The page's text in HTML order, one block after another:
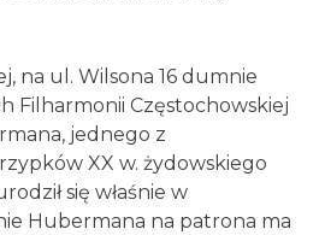
na ul. Wilsona 16 dumnie
Filharmonii Częstochowskiej
jednego z
XX w. żydowskiego
się właśnie w
Hubermana na patrona ma